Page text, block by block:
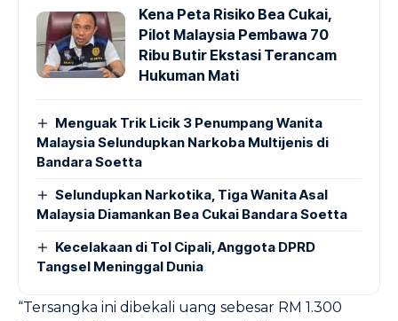
Kena Peta Risiko Bea Cukai,
Pilot Malaysia Pembawa 70
Ribu Butir Ekstasi Terancam
Hukuman Mati
Menguak Trik Licik 3 Penumpang Wanita
Malaysia Selundupkan Narkoba Multijenis di
Bandara Soetta
Selundupkan Narkotika, Tiga Wanita Asal
Malaysia Diamankan Bea Cukai Bandara Soetta
Kecelakaan di Tol Cipali, Anggota DPRD
Tangsel Meninggal Dunia
“Tersangka ini dibekali uang sebesar RM 1.300